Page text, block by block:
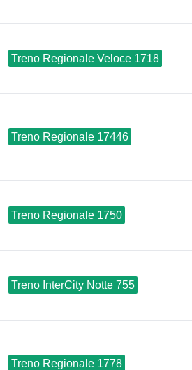
Treno Regionale Veloce 1718
Treno Regionale 17446
Treno Regionale 1750
Treno InterCity Notte 755
Treno Regionale 1778